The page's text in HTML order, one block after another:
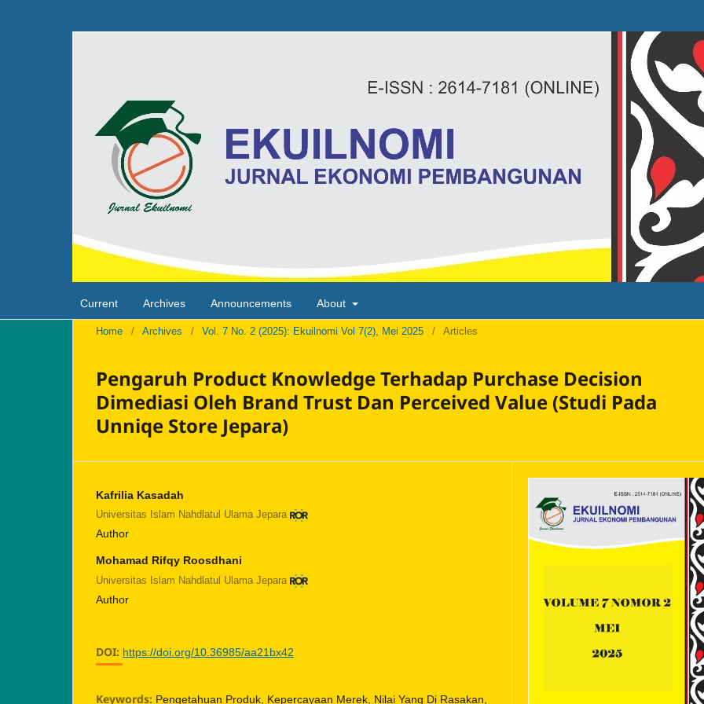
Current Archives Announcements About
Home / Archives / Vol. 7 No. 2 (2025): Ekuilnomi Vol 7(2), Mei 2025 / Articles
Pengaruh Product Knowledge Terhadap Purchase Decision
Dimediasi Oleh Brand Trust Dan Perceived Value (Studi Pada
Unniqe Store Jepara)
Kafrilia Kasadah
Universitas Islam Nahdlatul Ulama Jepara
Author
Mohamad Rifqy Roosdhani
Universitas Islam Nahdlatul Ulama Jepara
Author
DOI: https://doi.org/10.36985/aa21bx42
Keywords: Pengetahuan Produk, Kepercayaan Merek, Nilai Yang Di Rasakan,